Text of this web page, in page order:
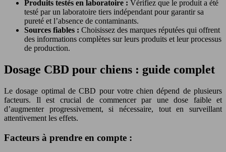
Produits testés en laboratoire : Vérifiez que le produit a été
testé par un laboratoire tiers indépendant pour garantir sa
pureté et l’absence de contaminants.
Sources fiables : Choisissez des marques réputées qui offrent
des informations complètes sur leurs produits et leur processus
de production.
Dosage CBD pour chiens : guide complet
Le dosage optimal de CBD pour votre chien dépend de plusieurs
facteurs. Il est crucial de commencer par une dose faible et
d’augmenter progressivement, si nécessaire, tout en surveillant
attentivement les effets.
Facteurs à prendre en compte :